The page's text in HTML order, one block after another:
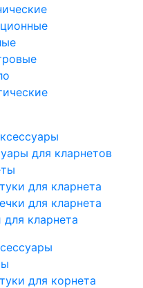
для кларнетов
для кларнета
для кларнета
для кларнета
для корнета